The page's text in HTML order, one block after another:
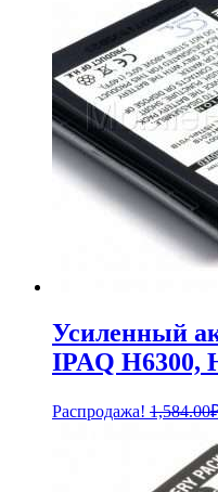
Усиленный
IPAQ H6300,
Распродажа! 1,584.00